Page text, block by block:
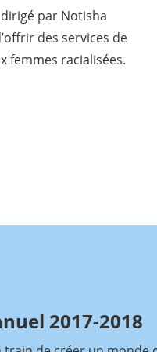
par Notisha
des services de
femmes racialisées.
2017-2018